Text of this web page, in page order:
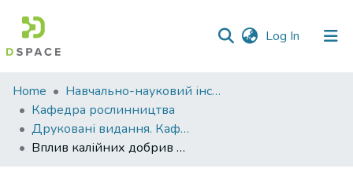
Log In (current)
Communities
&
Collections
Home
Навчально-науковий інститут агротехнологій, селекції та екології
Кафедра рослинництва
Друковані видання. Кафедра рослинництва
Вплив калійних добрив на продуктивність та технологічні якості коренеплодів цукрових буряків